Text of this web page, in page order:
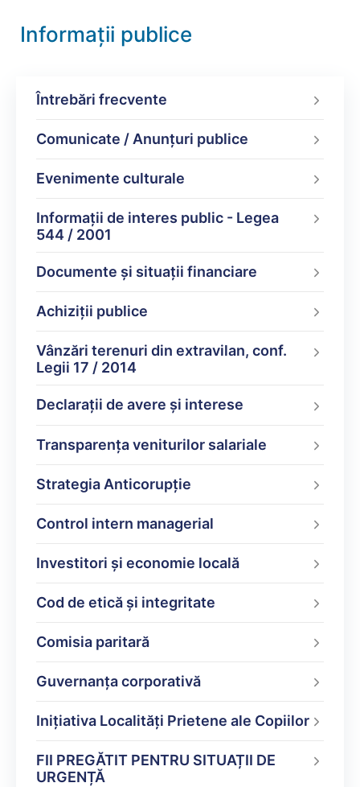
Informații publice
Întrebări frecvente
Comunicate / Anunțuri publice
Evenimente culturale
Informații de interes public - Legea
544 / 2001
Documente şi situaţii financiare
Achiziții publice
Vânzări terenuri din extravilan, conf.
Legii 17 / 2014
Declarații de avere şi interese
Transparența veniturilor salariale
Strategia Anticorupție
Control intern managerial
Investitori și economie locală
Cod de etică și integritate
Comisia paritară
Guvernanța corporativă
Inițiativa Localități Prietene ale Copiilor
FII PREGĂTIT PENTRU SITUAȚII DE
URGENȚĂ